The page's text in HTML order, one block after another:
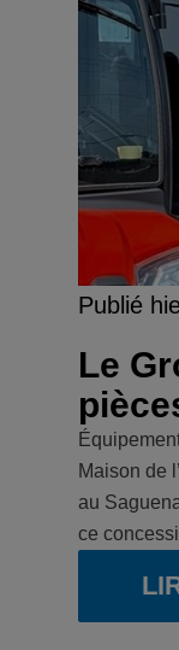
Publié
Le
Maison de
au
ce